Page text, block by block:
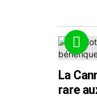
La
rare